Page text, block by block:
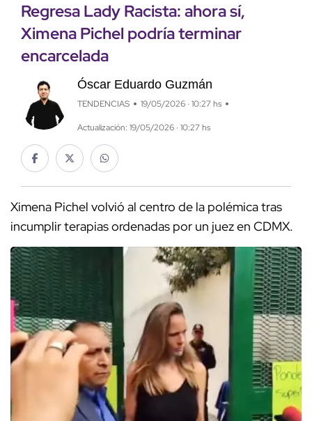
Regresa Lady Racista: ahora sí,
Ximena Pichel podría terminar
encarcelada
Óscar Eduardo Guzmán
TENDENCIAS 19/05/2026 · 10:27 hs
Actualización: 19/05/2026 · 10:27 hs
Ximena Pichel volvió al centro de la polémica tras
incumplir terapias ordenadas por un juez en CDMX.